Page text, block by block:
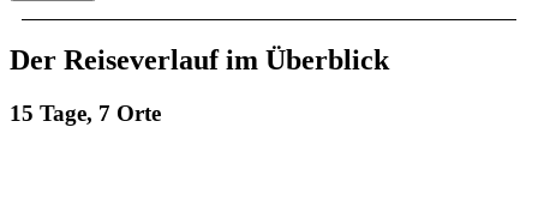
Der Reiseverlauf im Überblick
15 Tage, 7 Orte